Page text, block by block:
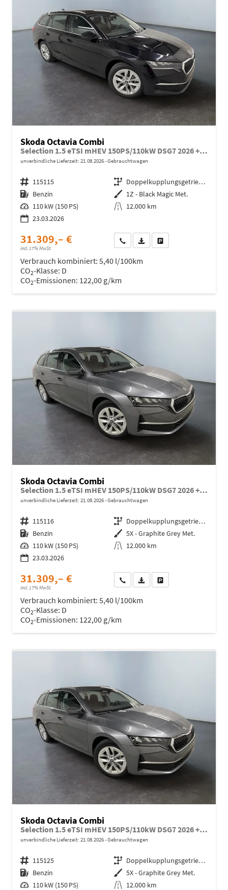
Skoda Octavia Combi
Selection 1.5 eTSI mHEV 150PS/110kW DSG7 2026 +AHK+3-ZONE+RFK+KESSY+EL.HECK+BHZ. LENKRAD
unverbindliche Lieferzeit: 21.08.2026 Gebrauchtwagen
Fahrzeugnr. 115115 Getriebe
Doppelkupplungsgetriebe (DSG)
Kraftstoff Benzin Außenfarbe 1Z - Black Magic Met.
Leistung 110 kW (150 PS) Kilometerstand 12.000 km
23.03.2026
31.309,– €
incl. 17% MwSt.
Wir rufen Sie anFahrzeugexposé (PDF)
Verbrauch kombiniert: 5,40 l/100km
CO2-Klasse: D
CO2-Emissionen: 122,00 g/km
Skoda Octavia Combi
Selection 1.5 eTSI mHEV 150PS/110kW DSG7 2026 +AHK+3-ZONE+RFK+KESSY+EL.HECK+BHZ. LENKRAD
unverbindliche Lieferzeit: 21.08.2026 Gebrauchtwagen
Fahrzeugnr. 115116 Getriebe
Doppelkupplungsgetriebe (DSG)
Kraftstoff Benzin Außenfarbe 5X - Graphite Grey Met.
Leistung 110 kW (150 PS) Kilometerstand 12.000 km
23.03.2026
31.309,– €
incl. 17% MwSt.
Wir rufen Sie anFahrzeugexposé (PDF)
Verbrauch kombiniert: 5,40 l/100km
CO2-Klasse: D
CO2-Emissionen: 122,00 g/km
Skoda Octavia Combi
Selection 1.5 eTSI mHEV 150PS/110kW DSG7 2026 +AHK+SUNSET+3-ZONE+RFK+KESSY+EL.HECK+BHZ. LENKRAD
unverbindliche Lieferzeit: 21.08.2026 Gebrauchtwagen
Fahrzeugnr. 115125 Getriebe
Doppelkupplungsgetriebe (DSG)
Kraftstoff Benzin Außenfarbe 5X - Graphite Grey Met.
Leistung 110 kW (150 PS) Kilometerstand 12.000 km